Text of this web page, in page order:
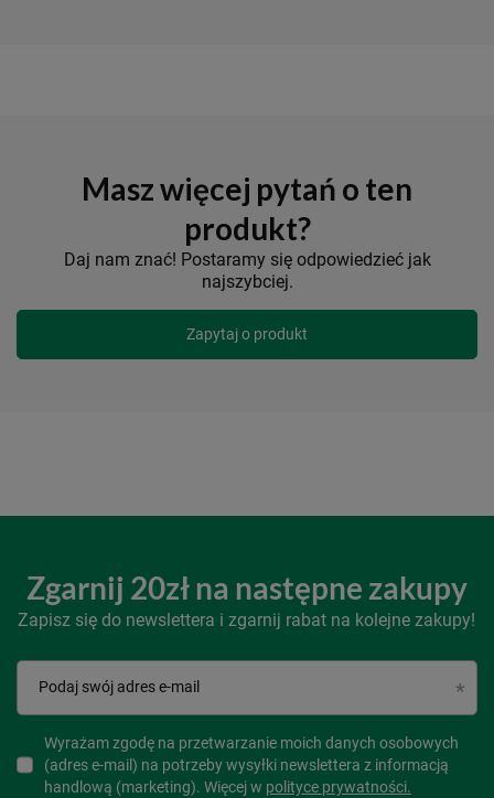
Masz więcej pytań o ten
produkt?
Daj nam znać! Postaramy się odpowiedzieć jak
najszybciej.
Zapytaj o produkt
Zgarnij 20zł na następne zakupy
Zapisz się do newslettera i zgarnij rabat na kolejne zakupy!
Podaj swój adres e-mail
Wyrażam zgodę na przetwarzanie moich danych osobowych
(adres e-mail) na potrzeby wysyłki newslettera z informacją
handlową (marketing). Więcej w polityce prywatności.